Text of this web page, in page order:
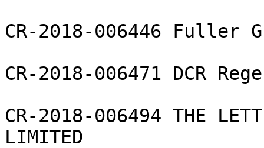
CR-2018-006446 Fuller
CR-2018-006471 DCR
CR-2018-006494 THE
LIMITED